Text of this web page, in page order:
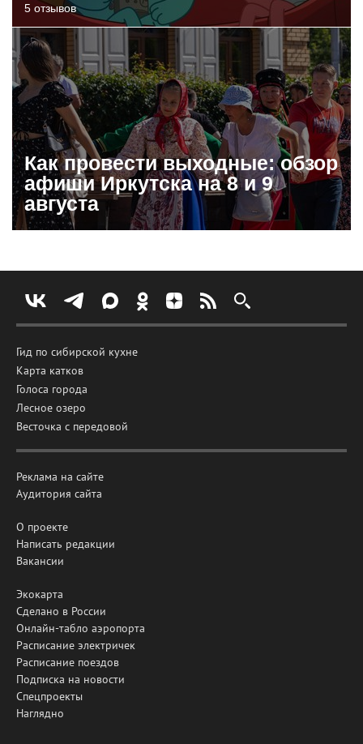
5 отзывов
Как провести выходные: обзор
афиши Иркутска на 8 и 9
августа
Гид по сибирской кухне
Карта катков
Голоса города
Лесное озеро
Весточка с передовой
Реклама на сайте
Аудитория сайта
О проекте
Написать редакции
Вакансии
Экокарта
Сделано в России
Онлайн-табло аэропорта
Расписание электричек
Расписание поездов
Подписка на новости
Спецпроекты
Наглядно